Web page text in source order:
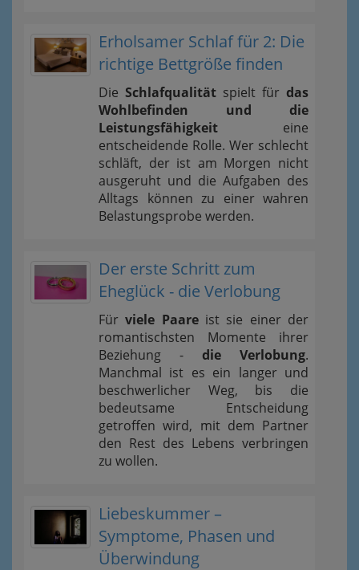
Erholsamer Schlaf für 2: Die
richtige Bettgröße finden
Die Schlafqualität spielt für das
Wohlbefinden und die
Leistungsfähigkeit eine
entscheidende Rolle. Wer schlecht
schläft, der ist am Morgen nicht
ausgeruht und die Aufgaben des
Alltags können zu einer wahren
Belastungsprobe werden.
Der erste Schritt zum
Eheglück - die Verlobung
Fürviele Paareist sie einer der
romantischsten Momente ihrer
Beziehung - die Verlobung.
Manchmal ist es ein langer und
beschwerlicher Weg, bis die
bedeutsame Entscheidung
getroffen wird, mit dem Partner
den Rest des Lebens verbringen
zu wollen.
Liebeskummer –
Symptome, Phasen und
Überwindung